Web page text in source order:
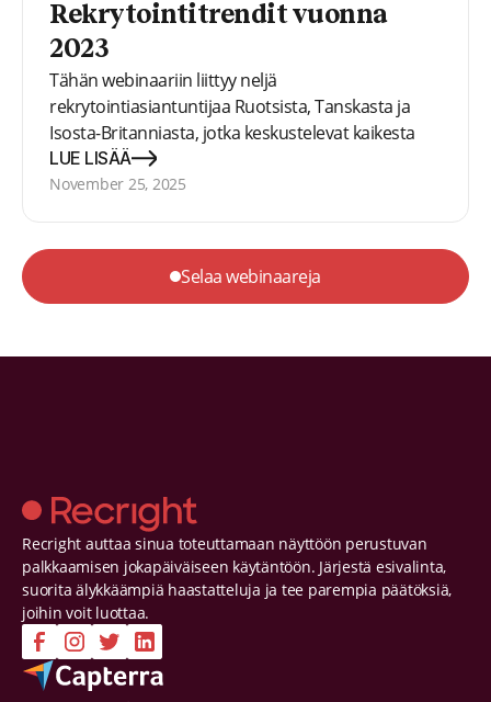
Rekrytointitrendit vuonna
2023
Tähän webinaariin liittyy neljä
rekrytointiasiantuntijaa Ruotsista, Tanskasta ja
Isosta-Britanniasta, jotka keskustelevat kaikesta
sosiaalisista kysymyksistä, kuten etätyön
ongelmista, nykyaikaisten rekrytoijien
LUE LISÄÄ
November 25, 2025
Selaa webinaareja
Recright auttaa sinua toteuttamaan näyttöön perustuvan
palkkaamisen jokapäiväiseen käytäntöön. Järjestä esivalinta,
suorita älykkäämpiä haastatteluja ja tee parempia päätöksiä,
joihin voit luottaa.